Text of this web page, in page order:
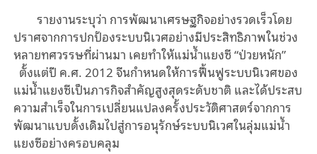
รายงานระบุว่า การพัฒนาเศรษฐกิจอย่างรวดเร็วโดย
ปราศจากการปกป้องระบบนิเวศอย่างมีประสิทธิภาพในช่วง
หลายทศวรรษที่ผ่านมา เคยทำให้แม่น้ำแยงซี “ป่วยหนัก”
ตั้งแต่ปี ค.ศ. 2012 จีนกำหนดให้การฟื้นฟูระบบนิเวศของ
แม่น้ำแยงซีเป็นภารกิจสำคัญสูงสุดระดับชาติ และได้ประสบ
ความสำเร็จในการเปลี่ยนแปลงครั้งประวัติศาสตร์จากการ
พัฒนาแบบดั้งเดิมไปสู่การอนุรักษ์ระบบนิเวศในลุ่มแม่น้ำ
แยงซีอย่างครอบคลุม